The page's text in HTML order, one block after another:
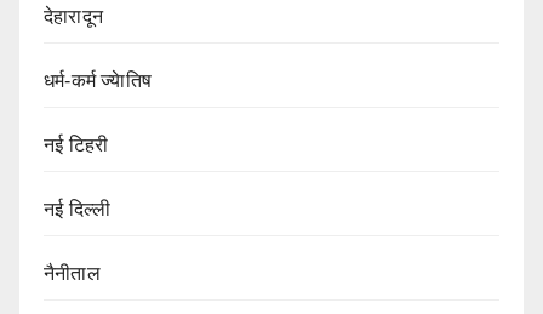
देहारादून
धर्म-कर्म ज्येातिष
नई टिहरी
नई दिल्ली
नैनीताल